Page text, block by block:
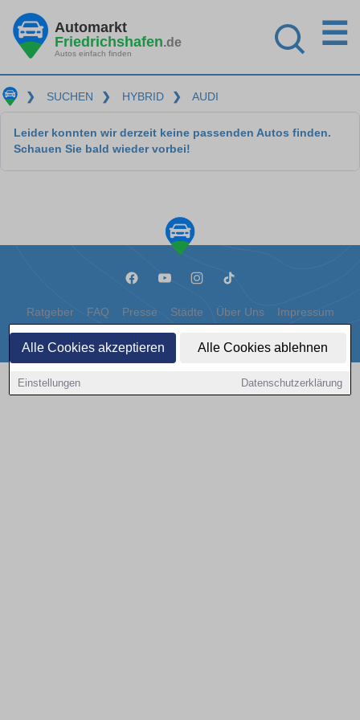
Alle Cookies akzeptieren Alle Cookies ablehnen
Einstellungen Datenschutzerklärung
Automarkt
Friedrichshafen.de
Autos einfach finden
☰
❯ SUCHEN ❯ HYBRID ❯ AUDI
Leider konnten wir derzeit keine passenden Autos finden.
Schauen Sie bald wieder vorbei!
Ratgeber FAQ Presse Städte Über Uns Impressum
Datenschutz Cookies
Copyright © 2000 - 2026 | 1A Infosysteme GmbH | Content by: 1a-sites-autos